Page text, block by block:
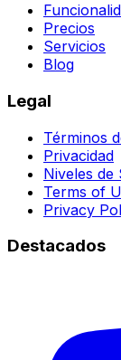
Precios
Servicios
Blog
Legal
Términos
Privacidad
Niveles de
Terms of
Privacy
Destacados